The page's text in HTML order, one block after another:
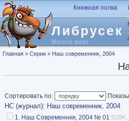
Перейти к основному содержанию
Либрусек
Много книг
Книжная полка
Вы здесь
Главная » Серии » Наш современник, 2004
Сортировать по:
НС (журнал): Наш современник, 2004
1. Наш Современник, 2004 № 01 928K,